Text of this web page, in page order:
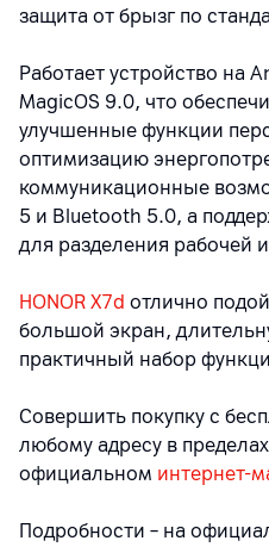
защита от брызг по
Работает устройство на
MagicOS 9.0, что
улучшенные функции
оптимизацию
коммуникационные
5 и Bluetooth 5.0, а
для разделения рабочей
HONOR X7d отлично
большой экран,
практичный набор
Совершить покупку с
любому адресу в
официальном интернет-
Подробности – на